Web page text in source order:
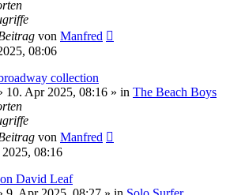
von Manfred
08:06
collection
10. Apr 2025, 08:16 » in The Beach Boys
von Manfred
08:16
David Leaf